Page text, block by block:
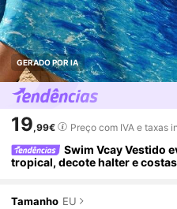
GERADO POR IA
19,99€ Preço com IVA e taxas
Swim Vcay Vestido
tropical, decote halter e
Tamanho EU